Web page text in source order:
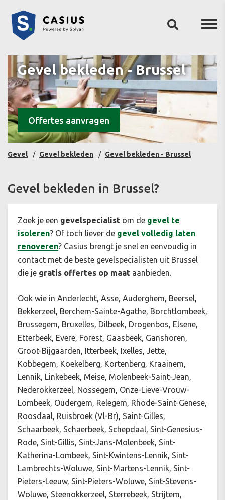
Gevel bekleden - Brussel
Offertes aanvragen
Gevel Gevel bekleden Gevel bekleden - Brussel
Gevel bekleden in Brussel?
Zoek je een gevelspecialist om de gevel te
isoleren? Of toch liever de gevel volledig laten
renoveren? Casius brengt je snel en eenvoudig in
contact met de beste gevelspecialisten uit Brussel
die je gratis offertes op maat aanbieden.
Ook wie in Anderlecht, Asse, Auderghem, Beersel,
Bekkerzeel, Berchem-Sainte-Agathe, Borchtlombeek,
Brussegem, Bruxelles, Dilbeek, Drogenbos, Elsene,
Etterbeek, Evere, Forest, Gaasbeek, Ganshoren,
Groot-Bijgaarden, Itterbeek, Ixelles, Jette,
Kobbegem, Koekelberg, Kortenberg, Kraainem,
Lennik, Linkebeek, Meise, Molenbeek-Saint-Jean,
Nederokkerzeel, Nossegem, Onze-Lieve-Vrouw-
Lombeek, Oudergem, Relegem, Rhode-Saint-Genese,
Roosdaal, Ruisbroek (Vl-Br), Saint-Gilles,
Schaarbeek, Schaerbeek, Schepdaal, Sint-Genesius-
Rode, Sint-Gillis, Sint-Jans-Molenbeek, Sint-
Katherina-Lombeek, Sint-Kwintens-Lennik, Sint-
Lambrechts-Woluwe, Sint-Martens-Lennik, Sint-
Pieters-Leeuw, Sint-Pieters-Woluwe, Sint-Stevens-
Woluwe, Steenokkerzeel, Sterrebeek, Strijtem,